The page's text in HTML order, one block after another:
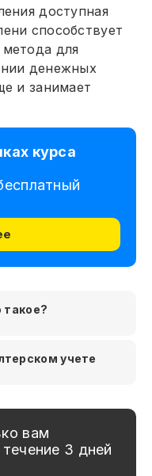
доступная
способствует
для
денежных
и занимает
курса
такое?
учете
вам
3 дней